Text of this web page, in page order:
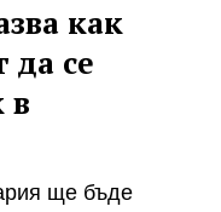
как
да се
в
ще бъде